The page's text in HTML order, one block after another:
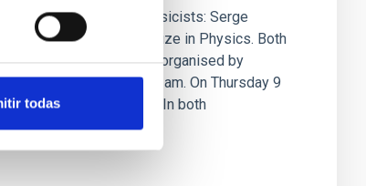
todas
two distinguished physicists: Serge
of the 2016 Nobel Prize in Physics. Both
Students (COEFIS), organised by
Hall from 10.30 am. On Thursday 9
Haldane’s turn. In both